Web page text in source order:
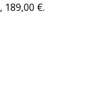
, 189,00 €.